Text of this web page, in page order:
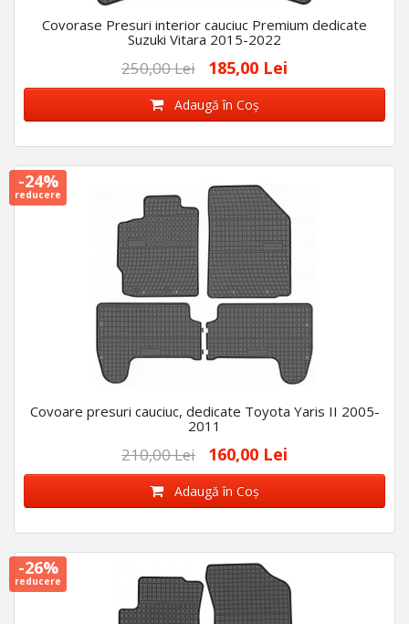
Covorase Presuri interior cauciuc Premium dedicate
Suzuki Vitara 2015-2022
250,00 Lei 185,00 Lei
Adaugă în Coş
-24%
reducere
Covoare presuri cauciuc, dedicate Toyota Yaris II 2005-
2011
210,00 Lei 160,00 Lei
Adaugă în Coş
-26%
reducere